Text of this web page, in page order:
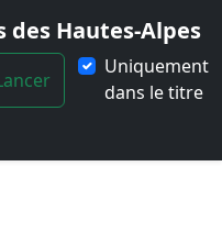
des Hautes-Alpes
Uniquement
dans le titre
Cugulet-en-boucle